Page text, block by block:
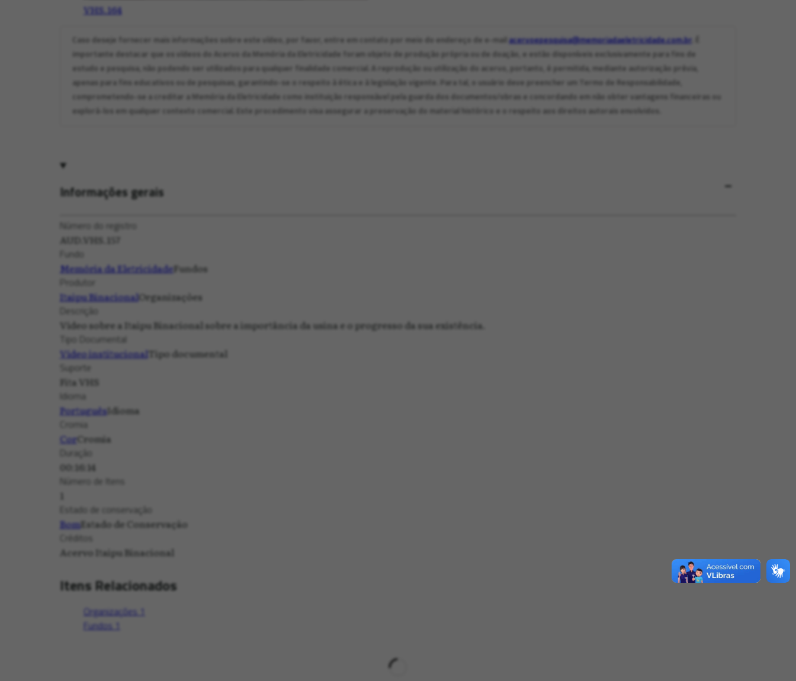
VHS.164
Caso deseje fornecer mais informações sobre este vídeo, por favor, entre em contato por meio do endereço de e-mailacervoepesquisa@memoriadaeletricidade.com.br
importante destacar que os vídeos do Acervo da Memória da Eletricidade foram objeto de produção própria ou de doação, e estão disponíveis exclusivamente para fins de
estudo e pesquisa, não podendo ser utilizados para qualquer finalidade comercial. A reprodução ou utilização do acervo, portanto, é permitida, mediante autorização prévia,
apenas para fins educativos ou de pesquisas, garantindo-se o respeito à ética e à legislação vigente. Para tal, o usuário deve preencher um Termo de Responsabilidade,
comprometendo-se a creditar a Memória da Eletricidade como instituição responsável pela guarda dos documentos/obras e concordando em não obter vantagens financeiras ou
explorá-los em qualquer contexto comercial. Este procedimento visa assegurar a preservação do material histórico e o respeito aos direitos autorais envolvidos.
Informações gerais
Número do registro
AUD.VHS.157
Fundo
Memória da EletricidadeFundos
Produtor
Itaipu BinacionalOrganizações
Descrição
Vídeo sobre a Itaipu Binacional sobre a importância da usina e o progresso da sua existência.
Tipo Documental
Vídeo institucionalTipo documental
Suporte
Fita VHS
Idioma
PortuguêsIdioma
Cromia
CorCromia
Duração
00:16:14
Número de Itens
1
Estado de conservação
BomEstado de Conservação
Créditos
Acervo Itaipu Binacional
Itens Relacionados
Organizações
Fundos